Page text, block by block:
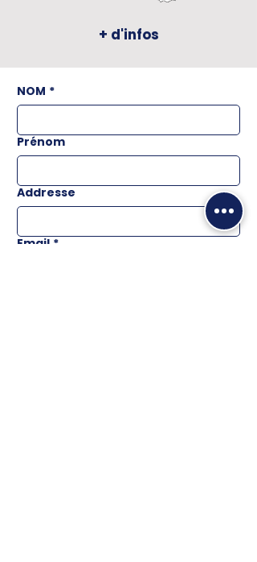
+ d'infos
NOM *
Prénom
Addresse
Email *